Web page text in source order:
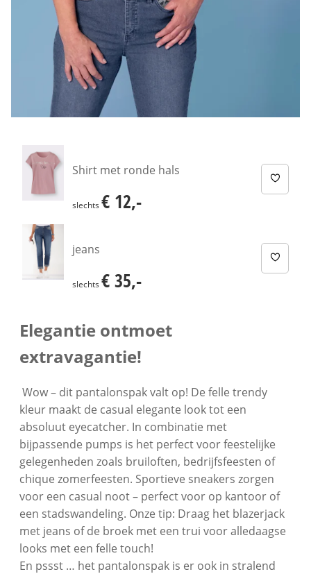
Shirt met ronde hals
€ 12,-
slechts € 12,-
jeans
€ 35,-
slechts € 35,-
Elegantie ontmoet
extravagantie!
Wow – dit pantalonspak valt op! De felle trendy
kleur maakt de casual elegante look tot een
absoluut eyecatcher. In combinatie met
bijpassende pumps is het perfect voor feestelijke
gelegenheden zoals bruiloften, bedrijfsfeesten of
chique zomerfeesten. Sportieve sneakers zorgen
voor een casual noot – perfect voor op kantoor of
een stadswandeling. Onze tip: Draag het blazerjack
met jeans of de broek met een trui voor alledaagse
looks met een felle touch!
En pssst … het pantalonspak is er ook in stralend